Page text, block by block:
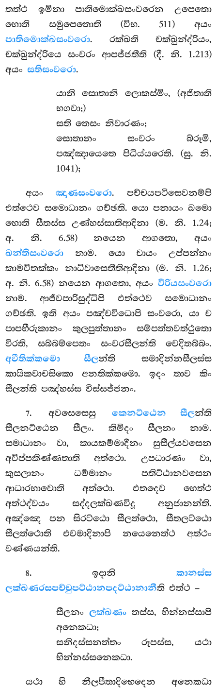
තත්ථ ඉමිනා පාතිමොක්ඛසංවරෙන උපෙතො
හොති සමුපෙතොති (විභ. 511) අයං
පාතිමොක්ඛසංවරො. රක්ඛති චක්ඛුන්ද්රියං,
චක්ඛුන්ද්රියෙ සංවරං ආපජ්ජතීති (දී. නි. 1.213)
අයංසතිසංවරො.
යානිසොතානි ලොකස්මිං, (අජිතාති
භගවා;)
සති තෙසං නිවාරණං;
සොතානං සංවරං බ්රූමි,
පඤ්ඤායෙතෙ පිධිය්යරෙති. (සු. නි.
1041);
අයං ඤාණසංවරො. පච්චයපටිසෙවනම්පි
එත්ථෙව සමොධානං ගච්ඡති. යො පනායං ඛමො
හොති සීතස්ස උණ්හස්සාතිආදිනා (ම. නි. 1.24;
අ. නි. 6.58) නයෙන ආගතො, අයං
ඛන්තිසංවරො නාම. යො චායං උප්පන්නං
කාමවිතක්කං නාධිවාසෙතීතිආදිනා (ම. නි. 1.26;
අ. නි. 6.58) නයෙන ආගතො, අයං වීරියසංවරො
නාම. ආජීවපාරිසුද්ධිපි එත්ථෙව සමොධානං
ගච්ඡති. ඉති අයං පඤ්චවිධොපි සංවරො, යා ච
පාපභීරුකානං කුලපුත්තානං සම්පත්තවත්ථුතො
විරති, සබ්බම්පෙතං සංවරසීලන්ති වෙදිතබ්බං.
අවීතික්කමො සීලන්ති සමාදින්නසීලස්ස
කායිකවාචසිකො අනතික්කමො. ඉදං තාව කිං
සීලන්ති පඤ්හස්ස විස්සජ්ජනං.
7. අවසෙසෙසුකෙනට්ඨෙන සීලන්ති
සීලනට්ඨෙන සීලං. කිමිදං සීලනං නාම.
සමාධානං වා, කායකම්මාදීනං සුසීල්යවසෙන
අවිප්පකිණ්ණතාති අත්ථො. උපධාරණං වා,
කුසලානං ධම්මානං පතිට්ඨානවසෙන
ආධාරභාවොති අත්ථො. එතදෙව හෙත්ථ
අත්ථද්වයං සද්දලක්ඛණවිදූ අනුජානන්ති.
අඤ්ඤෙ පන සිරට්ඨො සීලත්ථො, සීතලට්ඨො
සීලත්ථොති එවමාදිනාපි නයෙනෙත්ථ අත්ථං
වණ්ණයන්ති.
8. ඉදානි කානස්ස
ලක්ඛණරසපච්චුපට්ඨානපදට්ඨානානීති එත්ථ –
සීලනං ලක්ඛණංතස්ස, භින්නස්සාපි
අනෙකධා;
සනිදස්සනත්තං රූපස්ස, යථා
භින්නස්සනෙකධා.
යථා හි නීලපීතාදිභෙදෙන අනෙකධා